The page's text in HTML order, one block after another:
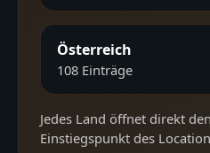
Österreich
108 Einträge
Jedes Land öffnet direkt
Einstiegspunkt des